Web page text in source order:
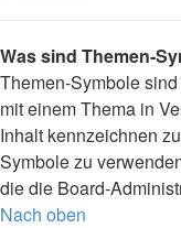
Was sind Themen-
Themen-Symbole
mit einem Thema in
Inhalt kennzeichnen
Symbole zu
die die Board-
Nach oben